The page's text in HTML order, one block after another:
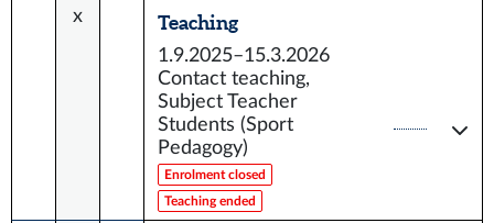
x Teaching
1.9.2025–15.3.2026
Contact teaching,
Subject Teacher
Students (Sport
Pedagogy)
Enrolment closed
Teaching ended